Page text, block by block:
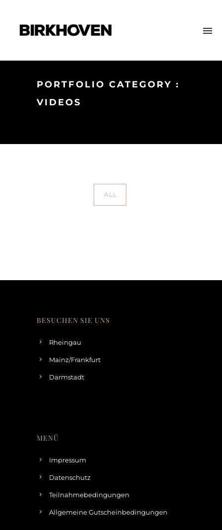
PORTFOLIO CATEGORY :
VIDEOS
ALL
BESUCHEN SIE UNS
Rheingau
Mainz/Frankfurt
Darmstadt
MENÜ
Impressum
Datenschutz
Teilnahmebedingungen
Allgemeine Gutscheinbedingungen